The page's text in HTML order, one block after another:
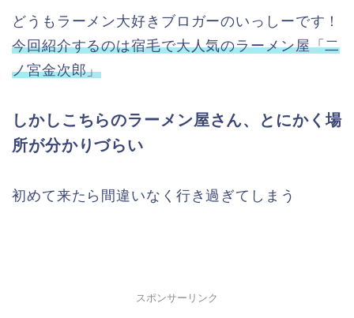
どうもラーメン大好きブロガーのいっしーです！
今回紹介するのは宿毛で大人気のラーメン屋「二
ノ宮金次郎」
しかしこちらのラーメン屋さん、とにかく場
所が分かりづらい
初めて来たら間違いなく行き過ぎてしまう
スポンサーリンク